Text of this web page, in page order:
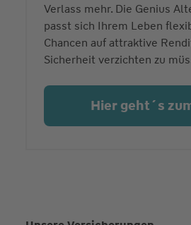
Verlass mehr. Die Genius
passt sich Ihrem Leben
Chancen auf attraktive
Sicherheit verzichten zu
Hier geht´s